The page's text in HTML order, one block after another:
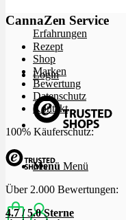
Erfahrungen
Login
Menü Menü
CannaZen Service
Rezept
Shop
Marken
Bewertung
Datenschutz
Kontakt
100% Käuferschutz:
Über 2.000 Bewertungen:
4.7 / 5.0 Sterne